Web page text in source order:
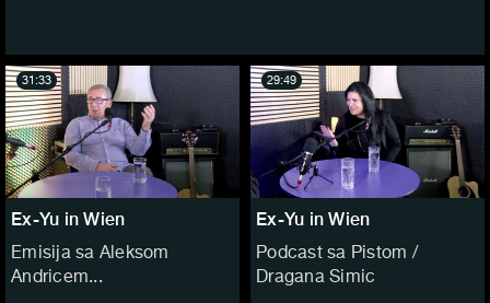
Ex-Yu in Wien
Emisija sa Aleksom
Andricem...
31:33
Ex-Yu in Wien
Podcast sa Pistom /
Dragana Simic
29:49